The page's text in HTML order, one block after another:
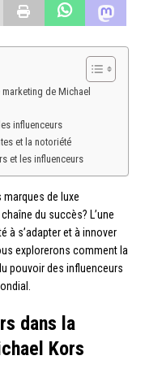
de Michael
influenceurs
et la notoriété
et les influenceurs
de luxe
du succès? L’une
à s’adapter et à innover
explorerons comment la
pouvoir des influenceurs
dans la
Kors